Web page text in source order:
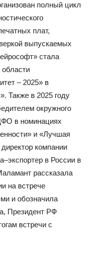
полный цикл
плат,
выпускаемых
стала
– 2025» в
Также в 2025 году
окружного
в номинациях
и «Лучшая
компании
в России в
рассказала
на встрече
и обозначила
Президент РФ
встречи с